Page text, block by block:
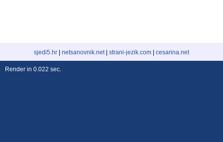
sjedi5.hr netsanovnik.net| strani-jezik.com cesarina.net
Render in 0.022 sec.